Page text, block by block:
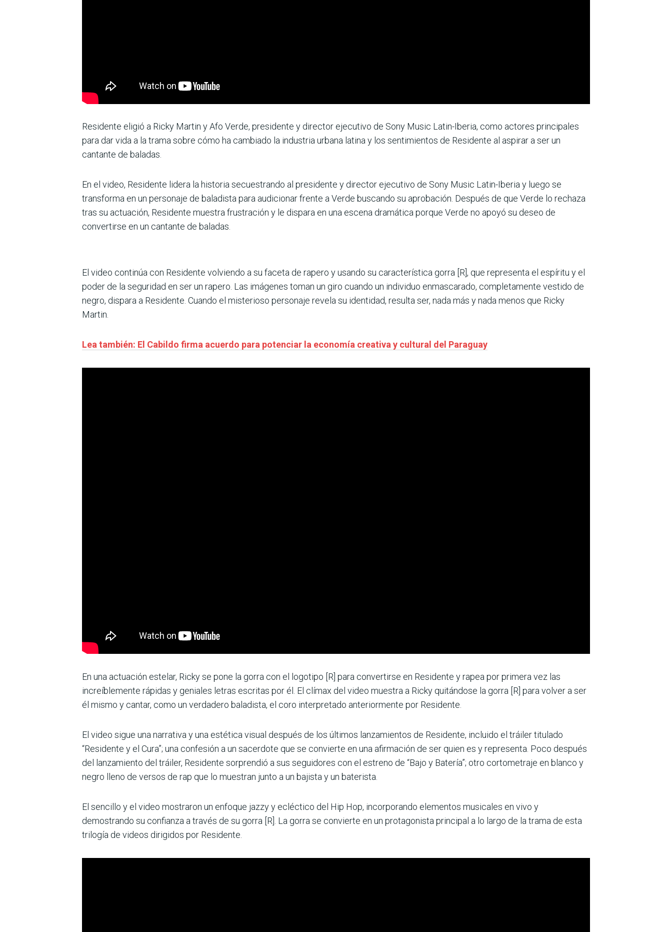
Residente eligió a Ricky Martin y Afo Verde, presidente y director ejecutivo de Sony Music Latin-Iberia, como actores principales
para dar vida a la trama sobre cómo ha cambiado la industria urbana latina y los sentimientos de Residente al aspirar a ser un
cantante de baladas.
En el video, Residente lidera la historia secuestrando al presidente y director ejecutivo de Sony Music Latin-Iberia y luego se
transforma en un personaje de baladista para audicionar frente a Verde buscando su aprobación. Después de que Verde lo rechaza
tras su actuación, Residente muestra frustración y le dispara en una escena dramática porque Verde no apoyó su deseo de
convertirse en un cantante de baladas.
El video continúa con Residente volviendo a su faceta de rapero y usando su característica gorra [R], que representa el espíritu y el
poder de la seguridad en ser un rapero. Las imágenes toman un giro cuando un individuo enmascarado, completamente vestido de
negro, dispara a Residente. Cuando el misterioso personaje revela su identidad, resulta ser, nada más y nada menos que Ricky
Martin.
Lea también: El Cabildo firma acuerdo para potenciar la economía creativa y cultural del Paraguay
En una actuación estelar, Ricky se pone la gorra con el logotipo [R] para convertirse en Residente y rapea por primera vez las
increíblemente rápidas y geniales letras escritas por él. El clímax del video muestra a Ricky quitándose la gorra [R] para volver a ser
él mismo y cantar, como un verdadero baladista, el coro interpretado anteriormente por Residente.
El video sigue una narrativa y una estética visual después de los últimos lanzamientos de Residente, incluido el tráiler titulado
“Residente y el Cura”; una confesión a un sacerdote que se convierte en una afirmación de ser quien es y representa. Poco después
del lanzamiento del tráiler, Residente sorprendió a sus seguidores con el estreno de “Bajo y Batería”; otro cortometraje en blanco y
negro lleno de versos de rap que lo muestran junto a un bajista y un baterista.
El sencillo y el video mostraron un enfoque jazzy y ecléctico del Hip Hop, incorporando elementos musicales en vivo y
demostrando su confianza a través de su gorra [R]. La gorra se convierte en un protagonista principal a lo largo de la trama de esta
trilogía de videos dirigidos por Residente.